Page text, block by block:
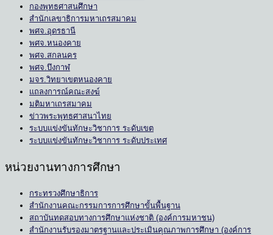
กองพุทธศาสนศึกษา
สำนักเลขาธิการมหาเถรสมาคม
พศจ.อุดรธานี
พศจ.หนองคาย
พศจ.สกลนคร
พศจ.บึงกาฬ
มจร.วิทยาเขตหนองคาย
แถลงการณ์คณะสงฆ์
มติมหาเถรสมาคม
ข่าวพระพุทธศาสนาไทย
ระบบแข่งขันทักษะวิชาการ ระดับเขต
ระบบแข่งขันทักษะวิชาการ ระดับประเทศ
หน่วยงานทางการศึกษา
กระทรวงศึกษาธิการ
สำนักงานคณะกรรมการการศึกษาขั้นพื้นฐาน
สถาบันทดสอบทางการศึกษาแห่งชาติ (องค์การมหาชน)
สำนักงานรับรองมาตรฐานและประเมินคุณภาพการศึกษา (องค์การ